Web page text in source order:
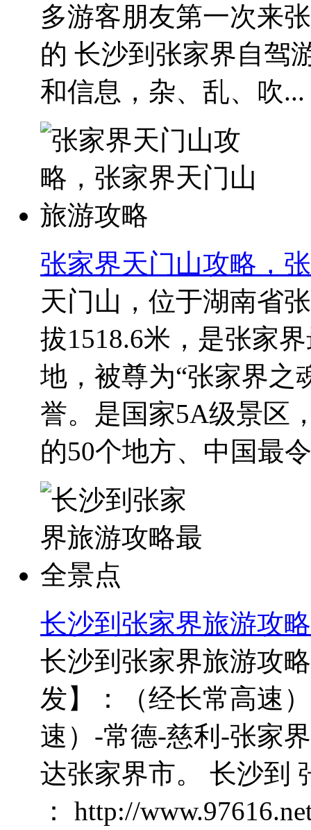
多游客朋友第一次来
的 长沙到张家界自驾
和信息，杂、乱、吹...
张家界天门山攻略，
天门山，位于湖南省
拔1518.6米，是张家
地，被尊为“张家界之
誉。是国家5A级景区
的50个地方、中国最
长沙到张家界旅游攻
长沙到张家界旅游攻
发】：（经长常高速
速）-常德-慈利-张家
达张家界市。 长沙到
： http://